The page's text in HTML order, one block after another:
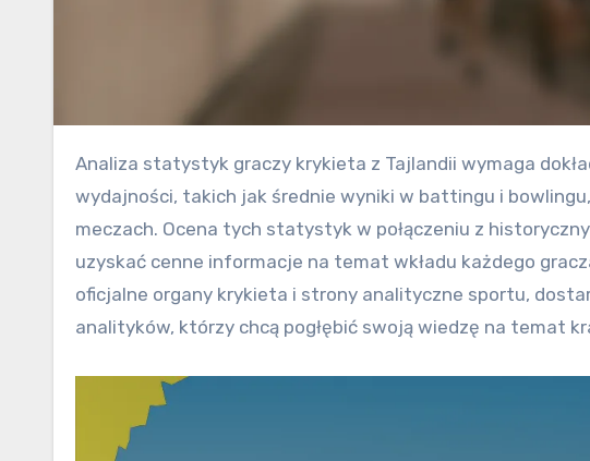
Analiza statystyk graczy krykieta z Tajlandii wymaga dokładnego zrozumienia kluczowych wskaźników
wydajności, takich jak średnie wyniki w battingu i
meczach. Ocena tych statystyk w połączeniu z
uzyskać cenne informacje na temat wkładu każdego
oficjalne organy krykieta i strony analityczne sportu,
analityków, którzy chcą pogłębić swoją wiedzę na temat